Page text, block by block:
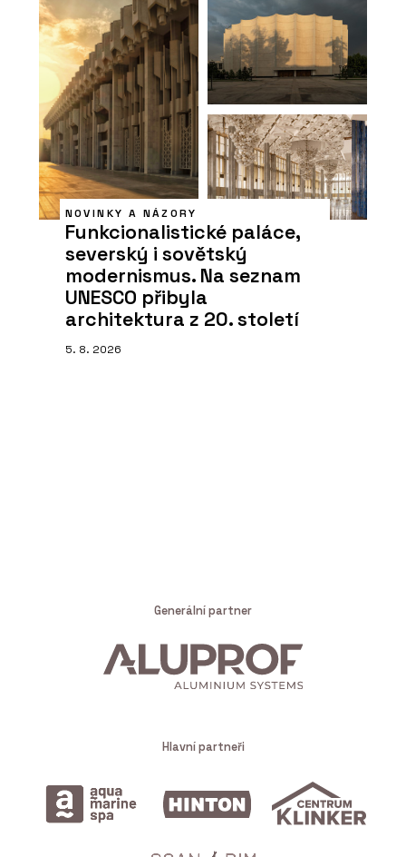
NOVINKY A NÁZORY
Funkcionalistické paláce,
severský i sovětský
modernismus. Na seznam
UNESCO přibyla
architektura z 20. století
5. 8. 2026
Generální partner
Hlavní partneři